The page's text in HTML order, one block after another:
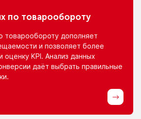
по товарообороту
товарообороту дополняет
и позволяет более
оценку KPI. Анализ данных
даёт выбрать правильные